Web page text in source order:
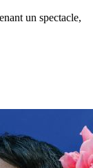
un spectacle,